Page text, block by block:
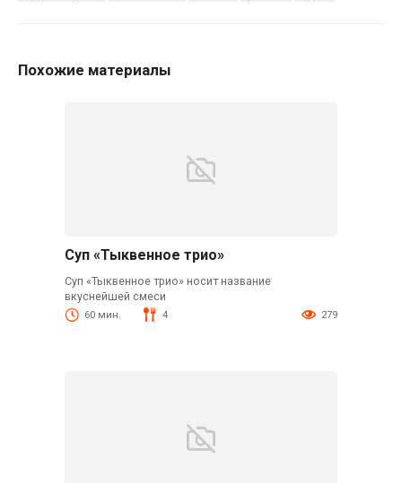
Похожие материалы
Суп «Тыквенное трио»
Суп «Тыквенное трио» носит название
вкуснейшей смеси
60 мин. 4 279